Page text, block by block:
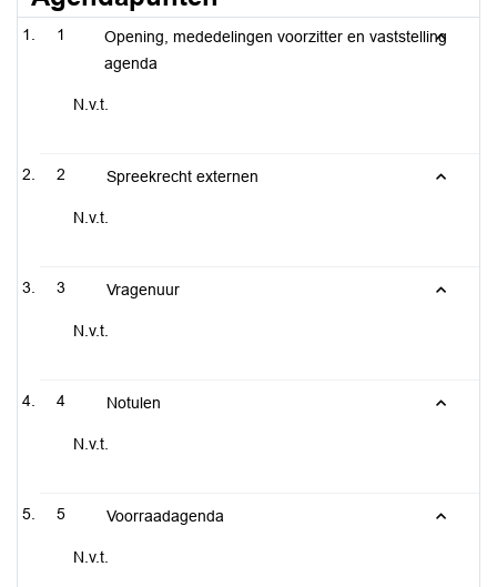
1
Opening, mededelingen voorzitter en vaststelling
agenda
N.v.t.
2 Spreekrecht externen
N.v.t.
3 Vragenuur
N.v.t.
4 Notulen
N.v.t.
5 Voorraadagenda
N.v.t.